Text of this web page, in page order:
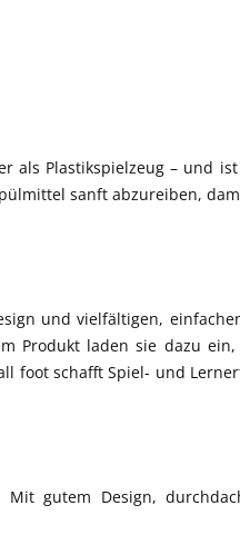
als Plastikspielzeug – und
sanft abzureiben,
und vielfältigen,
Produkt laden sie dazu
foot schafft Spiel- und
gutem Design,